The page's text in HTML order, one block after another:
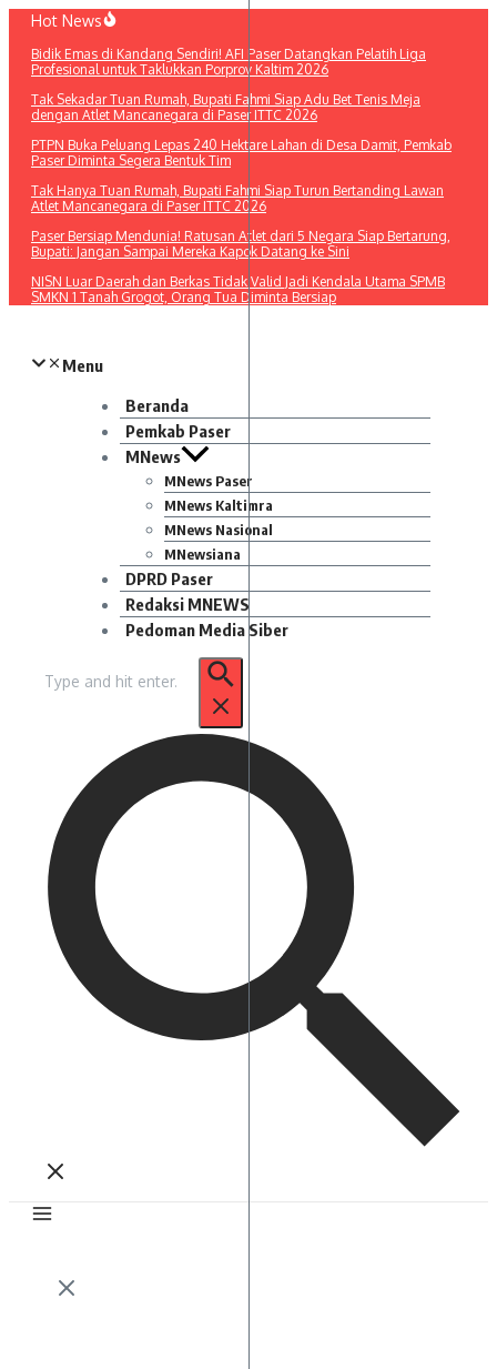
Lewati
konten
Hot News
Bidik Emas di Kandang Sendiri! AFI Paser Datangkan Pelatih Liga
Profesional untuk Taklukkan Porprov Kaltim 2026
Tak Sekadar Tuan Rumah, Bupati Fahmi Siap Adu Bet Tenis Meja
dengan Atlet Mancanegara di Paser ITTC 2026
PTPN Buka Peluang Lepas 240 Hektare Lahan di Desa Damit, Pemkab
Paser Diminta Segera Bentuk Tim
Tak Hanya Tuan Rumah, Bupati Fahmi Siap Turun Bertanding Lawan
Atlet Mancanegara di Paser ITTC 2026
Paser Bersiap Mendunia! Ratusan Atlet dari 5 Negara Siap Bertarung,
Bupati: Jangan Sampai Mereka Kapok Datang ke Sini
NISN Luar Daerah dan Berkas Tidak Valid Jadi Kendala Utama SPMB
SMKN 1 Tanah Grogot, Orang Tua Diminta Bersiap
Menu
Beranda
Pemkab Paser
MNews
MNews Paser
MNews Kaltimra
MNews Nasional
MNewsiana
DPRD Paser
Redaksi MNEWS
Pedoman Media Siber
untuk: